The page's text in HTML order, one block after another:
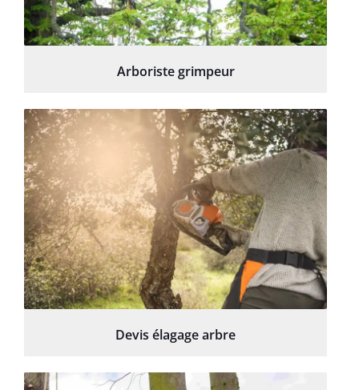
Arboriste grimpeur
Devis élagage arbre